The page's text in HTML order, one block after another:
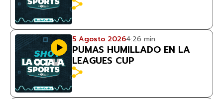
5 Agosto 20264:26 min
PUMAS HUMILLADO EN LA
LEAGUES CUP